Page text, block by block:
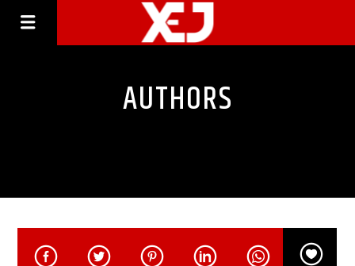
AUTHORS